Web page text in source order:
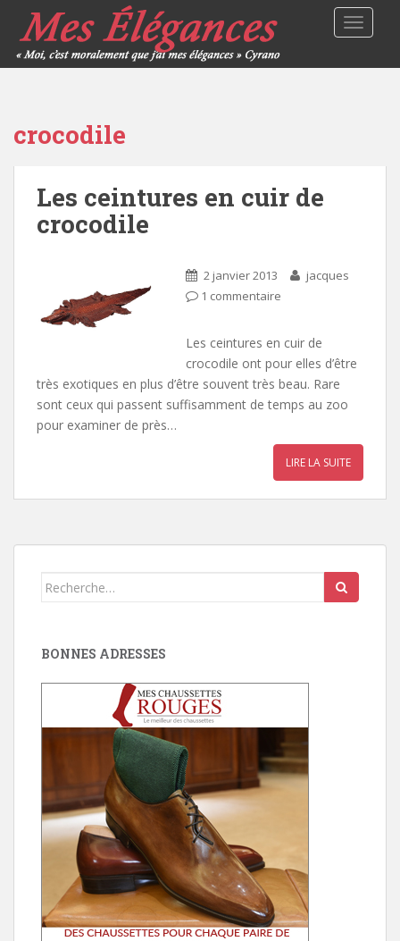
crocodile
Les ceintures en cuir de
crocodile
2 janvier 2013
jacques
1 commentaire
Les ceintures en cuir de
crocodile ont pour elles d’être
très exotiques en plus d’être souvent très beau. Rare
sont ceux qui passent suffisamment de temps au zoo
pour examiner de près…
LIRE LA SUITE
Search
BONNES ADRESSES